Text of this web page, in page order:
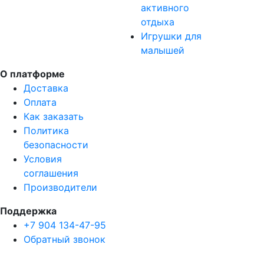
активного
отдыха
Игрушки для
малышей
О платформе
Доставка
Оплата
Как заказать
Политика
безопасности
Условия
соглашения
Производители
Поддержка
+7 904 134-47-95
Обратный звонок